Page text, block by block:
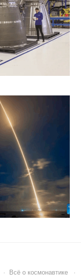
· Всё о космонавтике ·